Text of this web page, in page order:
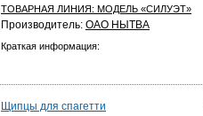
ТОВАРНАЯ ЛИНИЯ: МОДЕЛЬ «СИЛУЭТ»
Производитель: ОАО НЫТВА
Краткая информация:
Щипцы для спагетти